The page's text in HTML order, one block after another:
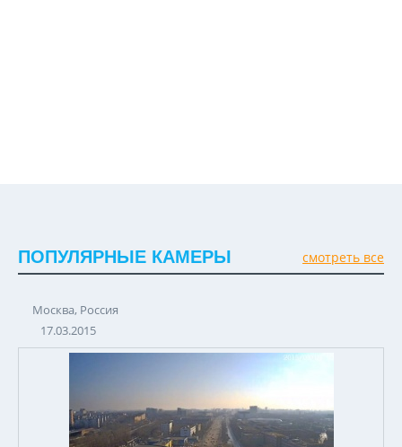
ПОПУЛЯРНЫЕ КАМЕРЫ смотреть все
Москва, Россия
17.03.2015